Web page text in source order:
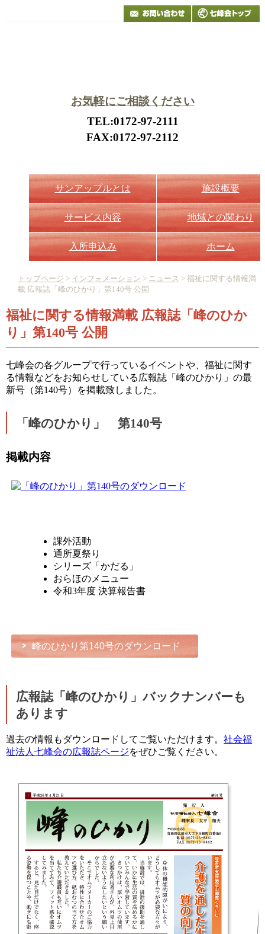
お気軽にご相談ください
TEL:0172-97-2111
FAX:0172-97-2112
サンアップルとは 施設概要
サービス内容 地域との関わり
入所申込み ホーム
トップページ > インフォメーション > ニュース > 福祉に関する情報満
載 広報誌「峰のひかり」第140号 公開
福祉に関する情報満載 広報誌「峰のひか
り」第140号 公開
七峰会の各グループで行っているイベントや、福祉に関す
る情報などをお知らせしている広報誌「峰のひかり」の最
新号（第140号）を掲載致しました。
「峰のひかり」 第140号
掲載内容
課外活動
通所夏祭り
シリーズ「かだる」
おらほのメニュー
令和3年度 決算報告書
峰のひかり第140号のダウンロード
広報誌「峰のひかり」バックナンバーも
あります
過去の情報もダウンロードしてご覧いただけます。社会福
祉法人七峰会の広報誌ページをぜひご覧ください。